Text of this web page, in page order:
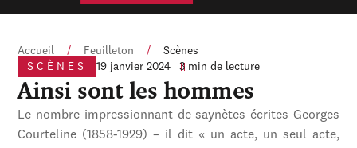
Accueil / Feuilleton /
Scènes
SCÈNES
19 janvier 2024 3 min de lecture
Ainsi sont les hommes
Le nombre impressionnant de saynètes écrites Georges
Courteline (1858-1929) – il dit « un acte, un seul acte,